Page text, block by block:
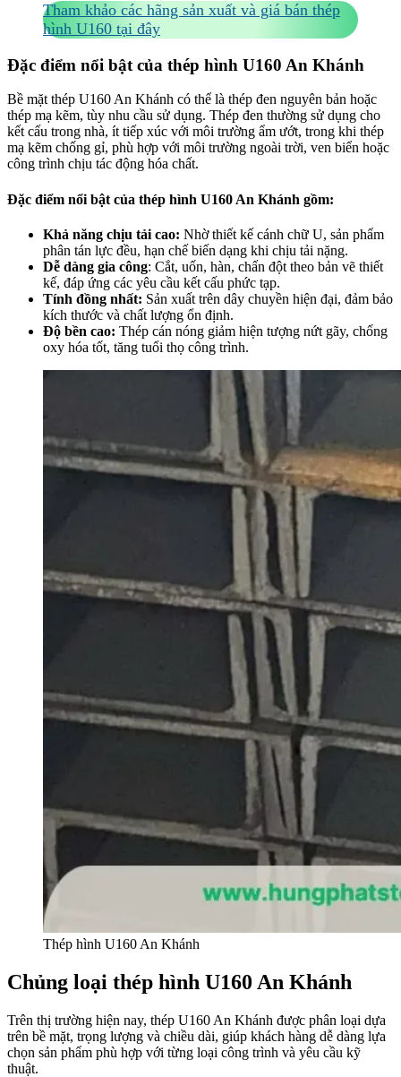
Tham khảo các hãng sản xuất và giá bán thép
hình U160 tại đây
Đặc điểm nổi bật của thép hình U160 An Khánh
Bề mặt thép U160 An Khánh có thể là thép đen nguyên bản hoặc
thép mạ kẽm, tùy nhu cầu sử dụng. Thép đen thường sử dụng cho
kết cấu trong nhà, ít tiếp xúc với môi trường ẩm ướt, trong khi thép
mạ kẽm chống gỉ, phù hợp với môi trường ngoài trời, ven biển hoặc
công trình chịu tác động hóa chất.
Đặc điểm nổi bật của thép hình U160 An Khánh gồm:
Khả năng chịu tải cao: Nhờ thiết kế cánh chữ U, sản phẩm
phân tán lực đều, hạn chế biến dạng khi chịu tải nặng.
Dễ dàng gia công: Cắt, uốn, hàn, chấn đột theo bản vẽ thiết
kế, đáp ứng các yêu cầu kết cấu phức tạp.
Tính đồng nhất: Sản xuất trên dây chuyền hiện đại, đảm bảo
kích thước và chất lượng ổn định.
Độ bền cao: Thép cán nóng giảm hiện tượng nứt gãy, chống
oxy hóa tốt, tăng tuổi thọ công trình.
Thép hình U160 An Khánh
Chủng loại thép hình U160 An Khánh
Trên thị trường hiện nay, thép U160 An Khánh được phân loại dựa
trên bề mặt, trọng lượng và chiều dài, giúp khách hàng dễ dàng lựa
chọn sản phẩm phù hợp với từng loại công trình và yêu cầu kỹ
thuật.